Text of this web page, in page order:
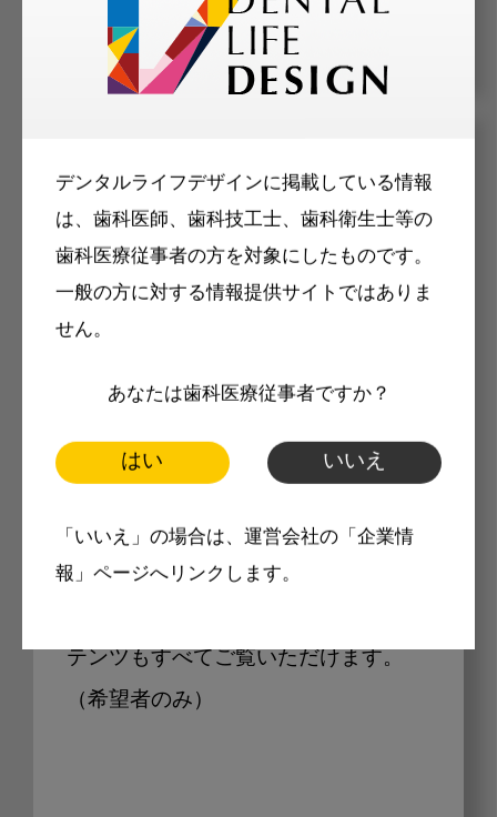
デンタルライフデザインに掲載している情報
は、歯科医師、歯科技工士、歯科衛生士等の
歯科医療従事者の方を対象にしたものです。
一般の方に対する情報提供サイトではありま
せん。
あなたは歯科医療従事者ですか？
はい いいえ
「いいえ」の場合は、運営会社の「企業情
報」ページへリンクします。
Internet DOに掲載されている製品の
最新価格をご確認いただけます。その
テンツもすべてご覧いただけます。
（希望者のみ）